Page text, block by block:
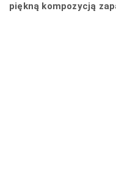
piękną kompozycją